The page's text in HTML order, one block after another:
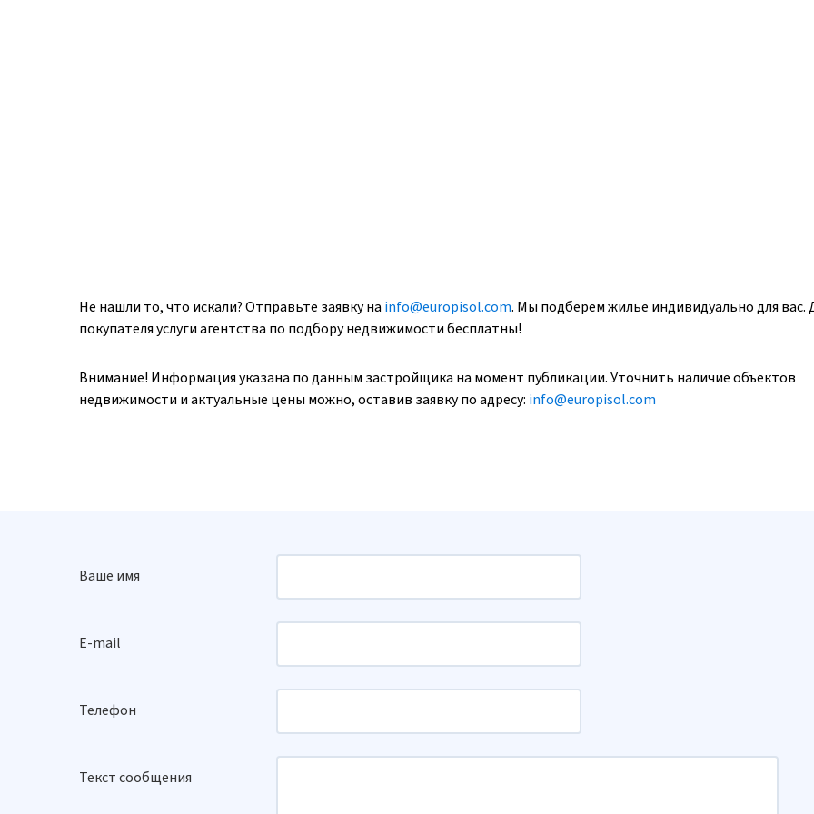
Не нашли то, что искали? Отправьте заявку наinfo@europisol.com. Мы подберем жилье индивидуально для вас.
покупателя услуги агентства по подбору недвижимости бесплатны!
Внимание! Информация указана по данным застройщика на момент публикации. Уточнить наличие объектов
недвижимости и актуальные цены можно, оставив заявку по адресу: info@europisol.com
Ваше имя
E-mail
Телефон
Текст сообщения